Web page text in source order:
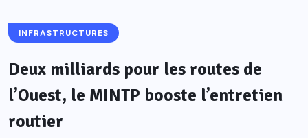
INFRASTRUCTURES
Deux milliards pour les routes de
l’Ouest, le MINTP booste l’entretien
routier